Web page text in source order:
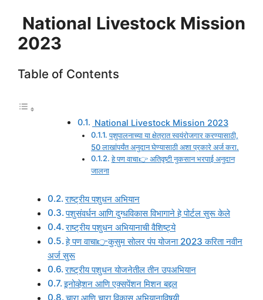
National Livestock Mission
2023
Table of Contents
National Livestock Mission 2023
पशुपालनाच्या या क्षेत्रात स्वयंरोजगार करण्यासाठी,
50 लाखांपर्यंत अनुदान घेण्यासाठी अशा प्रकारे अर्ज करा.
हे पण वाचा👉 अतिवृष्टी नुकसान भरपाई अनुदान
जालना
राष्ट्रीय पशुधन अभियान
पशुसंवर्धन आणि दुग्धविकास विभागाने हे पोर्टल सुरू केले
राष्ट्रीय पशुधन अभियानाची वैशिष्ट्ये
हे पण वाचा👉कुसुम सोलर पंप योजना 2023 करिता नवीन
अर्ज सुरू
राष्ट्रीय पशुधन योजनेतील तीन उपअभियान
इनोव्हेशन आणि एक्सपेंशन मिशन बद्दल